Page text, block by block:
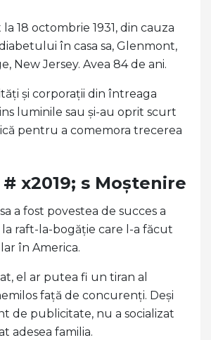
18 octombrie 1931, din cauza
în casa sa, Glenmont,
New Jersey. Avea 84 de ani.
și corporații din întreaga
luminile sau și-au oprit scurt
pentru a comemora trecerea
x2019; s Moștenire
a fost povestea de succes a
raft-la-bogăție care l-a făcut
în America.
el ar putea fi un tiran al
față de concurenți. Deși
de publicitate, nu a socializat
adesea familia.